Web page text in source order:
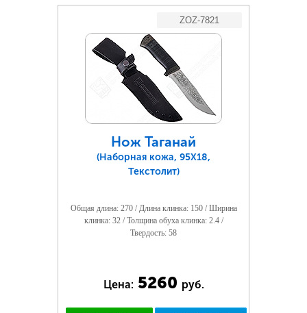
ZOZ-7821
Нож Таганай
(Наборная кожа, 95Х18,
Текстолит)
Общая длина: 270 / Длина клинка: 150 / Ширина
клинка: 32 / Толщина обуха клинка: 2.4 /
Твердость: 58
Цена: 5260 руб.